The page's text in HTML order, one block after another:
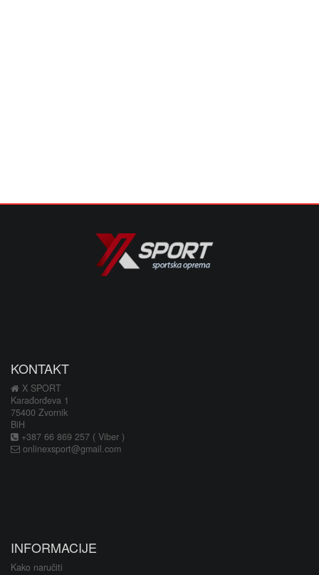
KONTAKT
X SPORT
Karađorđeva 1
75400 Zvornik
BiH
+387 66 869 257 ( Viber )
onlinexsport@gmail.com
INFORMACIJE
Kako naručiti